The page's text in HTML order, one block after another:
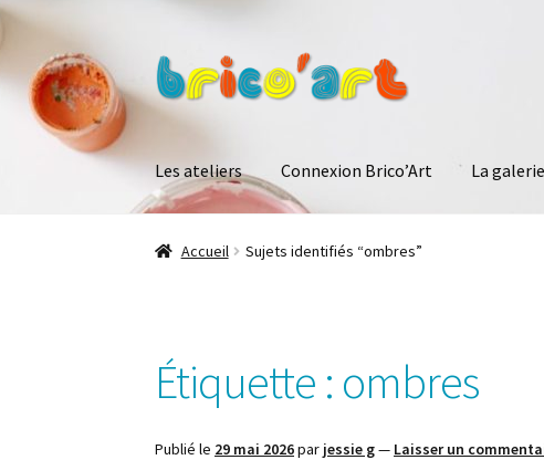
Aller
à
la
Aller
au
contenu
Les ateliers Connexion Brico’Art La
Accueil Sujets identifiés “ombres”
Étiquette : ombres
Publié le 29 mai 2026par jessie g— Laisser un